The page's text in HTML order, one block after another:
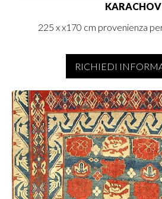
KARACHOV
225 x x170 cm provenienza
RICHIEDI